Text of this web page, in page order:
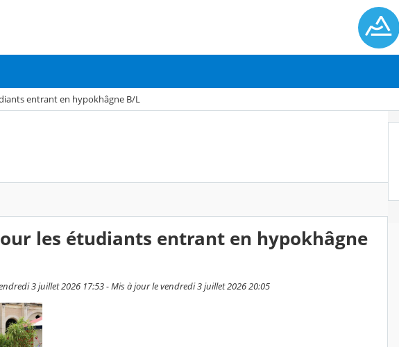
entrant en hypokhâgne B/L
les étudiants entrant en hypokhâgne
3 juillet 2026 17:53 - Mis à jour le vendredi 3 juillet 2026 20:05